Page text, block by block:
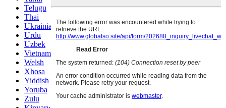
Telugu
Thai
Ukrainian
Urdu
Uzbek
Vietnamese
Welsh
Xhosa
Yiddish
Yoruba
Zulu